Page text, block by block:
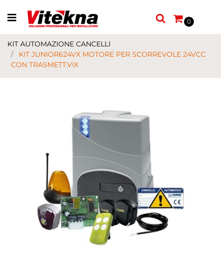
Open menu
0
KIT AUTOMAZIONE CANCELLI
KIT JUNIOR624VX MOTORE PER SCORREVOLE 24VCC
CON TRASMETT.VIX